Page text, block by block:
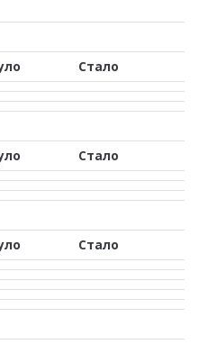
Стало
Стало
Стало